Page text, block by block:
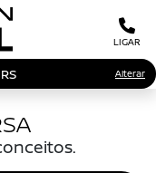
LIGAR
Alterar